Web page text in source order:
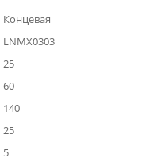
Концевая
LNMX0303
25
60
140
25
5